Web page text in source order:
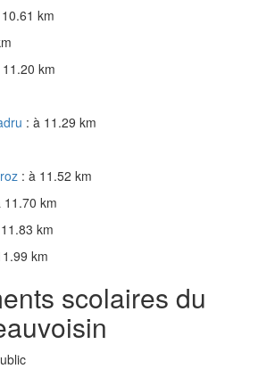
km
km
: à 11.29 km
: à 11.52 km
11.70 km
km
km
scolaires du